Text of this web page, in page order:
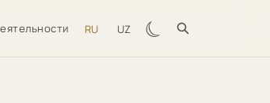
RU UZ ☾